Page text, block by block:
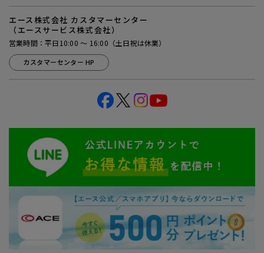
エース株式会社 カスタマーセンター
（エースサービス株式会社）
営業時間：平日10:00 ～ 16:00（土日祝は休業）
カスタマーセンター HP